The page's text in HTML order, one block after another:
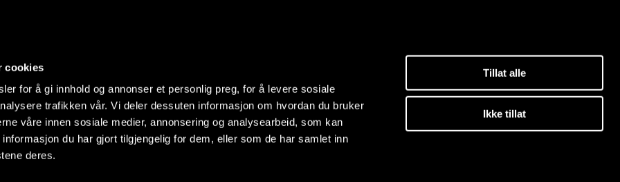
cookies
for å gi innhold og annonser et personlig preg, for å levere sosiale
trafikken vår. Vi deler dessuten informasjon om hvordan du bruker
våre innen sosiale medier, annonsering og analysearbeid, som kan
du har gjort tilgjengelig for dem, eller som de har samlet inn
deres.
Tillat alle
Ikke tillat